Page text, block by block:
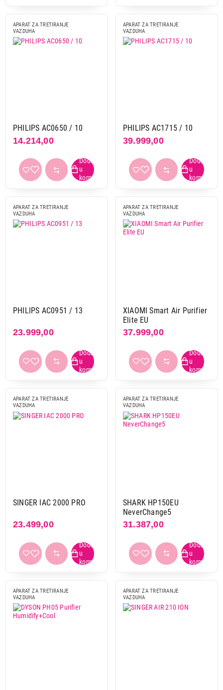
APARAT ZA TRETIRANJE
VAZDUHA
PHILIPS AC0650 / 10
14.214,00
APARAT ZA TRETIRANJE
VAZDUHA
PHILIPS AC1715 / 10
39.999,00
APARAT ZA TRETIRANJE
VAZDUHA
PHILIPS AC0951 / 13
23.999,00
APARAT ZA TRETIRANJE
VAZDUHA
XIAOMI Smart Air Purifier
Elite EU
37.999,00
APARAT ZA TRETIRANJE
VAZDUHA
SINGER IAC 2000 PRO
23.499,00
APARAT ZA TRETIRANJE
VAZDUHA
SHARK HP150EU
NeverChange5
31.387,00
APARAT ZA TRETIRANJE
VAZDUHA
APARAT ZA TRETIRANJE
VAZDUHA